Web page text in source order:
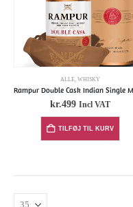
ALLE, WHISKY
kr.499 Incl VAT
TILFØJ TIL KURV